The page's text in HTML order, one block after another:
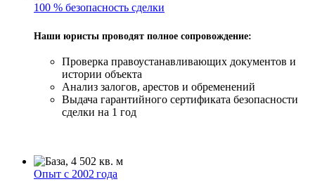
100 % безопасность сделки
Наши юристы проводят полное сопровождение:
Проверка правоустанавливающих документов и
истории объекта
Анализ залогов, арестов и обременений
Выдача гарантийного сертификата безопасности
сделки на 1 год
Опыт с 2002 года